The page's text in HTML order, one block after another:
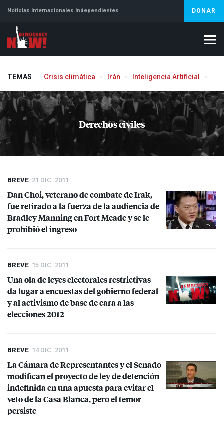
Noticias Internacionales Independientes DONAR
TEMAS Crisis climática Irán Inteligencia Artificial
Derechos civiles
BREVE 21 DIC. 2011
Dan Choi, veterano de combate de Irak,
fue retirado a la fuerza de la audiencia de
Bradley Manning en Fort Meade y se le
prohibió el ingreso
BREVE 15 DIC. 2011
Una ola de leyes electorales restrictivas
da lugar a encuestas del gobierno federal
y al activismo de base de cara a las
elecciones 2012
BREVE 14 DIC. 2011
La Cámara de Representantes y el Senado
modifican el proyecto de ley de detención
indefinida en una apuesta para evitar el
veto de la Casa Blanca, pero el temor
persiste